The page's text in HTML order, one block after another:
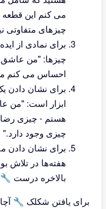
می کنم این قطعه
چیزهای متفاوتی
برای نمادی از
چیزها: "من عاشق
احساس می کنم
برای نشان دادن
ابزار است: "من
هستم - چیزی
چیزی وجود دارد."
برای نشان دادن
هفته‌ها در تلاش
بالاخره درست 🔧
برای یافتن شکلک 🔧